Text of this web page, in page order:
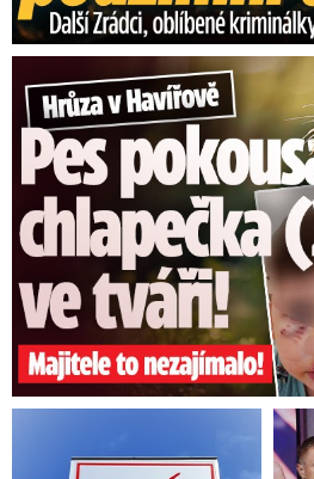
Hrůza v Havířově: Pes pokousal